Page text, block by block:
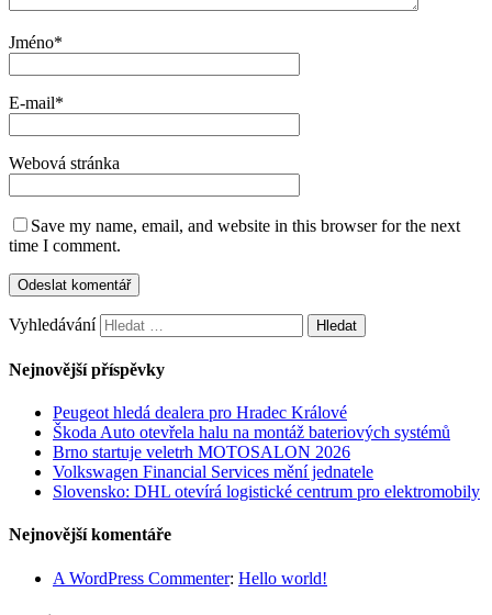
Jméno*
E-mail*
Webová stránka
Save my name, email, and website in this browser for the next
time I comment.
Vyhledávání
Nejnovější příspěvky
Peugeot hledá dealera pro Hradec Králové
Škoda Auto otevřela halu na montáž bateriových systémů
Brno startuje veletrh MOTOSALON 2026
Volkswagen Financial Services mění jednatele
Slovensko: DHL otevírá logistické centrum pro elektromobily
Nejnovější komentáře
A WordPress Commenter: Hello world!